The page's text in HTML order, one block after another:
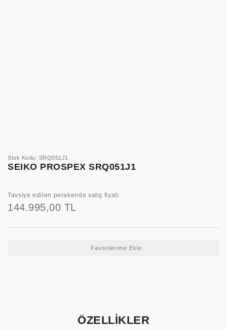
Stok Kodu: SRQ051J1
SEIKO PROSPEX SRQ051J1
Tavsiye edilen perakende satış fiyatı
144.995,00 TL
ÖZELLİKLER